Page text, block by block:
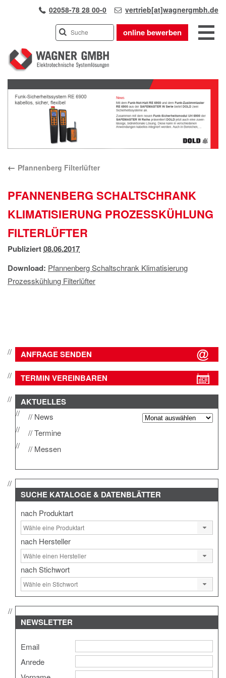
02058-78 28 00-0 vertrieb[at]wagnergmbh.de
online bewerben
INDUSTRIEVERTRETUNG
UNSER TEAM
WIR ÜBER UNS
KARRIERE
PRODUKTE
APPLIKATIONEN
KONTAKT
ANFAHRT
IMPRESSUM
DATENSCHUTZ
Previous
Next
← Pfannenberg Filterlüfter
PFANNENBERG SCHALTSCHRANK
KLIMATISIERUNG PROZESSKÜHLUNG
FILTERLÜFTER
Publiziert08.06.2017
Download: Pfannenberg Schaltschrank Klimatisierung
Prozesskühlung Filterlüfter
ANFRAGE SENDEN
TERMIN VEREINBAREN
AKTUELLES
News
Termine
Messen
SUCHE KATALOGE & DATENBLÄTTER
nach Produktart
nach Hersteller
nach Stichwort
NEWSLETTER
Email
Anrede